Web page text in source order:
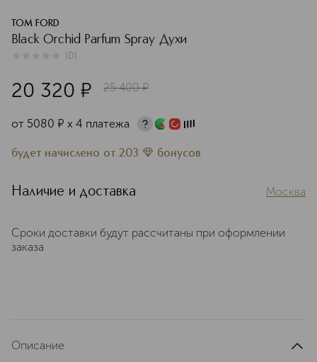
TOM FORD
Black Orchid Parfum Spray Духи
(0)
20 320 ¤ 25 400 ¤
от 5080 ¤ х 4 платежа
будет начислено от 203 бонусов
Наличие и доставка Москва
Сроки доставки будут рассчитаны при оформлении
заказа
Описание